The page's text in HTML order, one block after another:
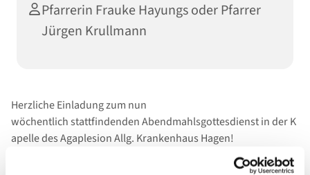
Pfarrerin Frauke Hayungs oder Pfarrer
Jürgen Krullmann
Herzliche Einladung zum nun
wöchentlich stattfindenden Abendmahlsgottesdienst in der K
apelle des Agaplesion Allg. Krankenhaus Hagen!